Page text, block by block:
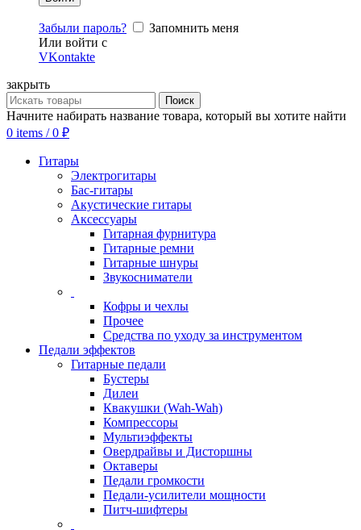
Забыли пароль?
Запомнить меня
Или войти с
VKontakte
закрыть
Поиск
Начните набирать название товара, который вы хотите найти
0 items / 0 ₽
Гитары
Электрогитары
Бас-гитары
Акустические гитары
Аксессуары
Гитарная фурнитура
Гитарные ремни
Гитарные шнуры
Звукосниматели
Кофры и чехлы
Прочее
Средства по уходу за инструментом
Педали эффектов
Гитарные педали
Бустеры
Дилеи
Квакушки (Wah-Wah)
Компрессоры
Мультиэффекты
Овердрайвы и Дисторшны
Октаверы
Педали громкости
Педали-усилители мощности
Питч-шифтеры